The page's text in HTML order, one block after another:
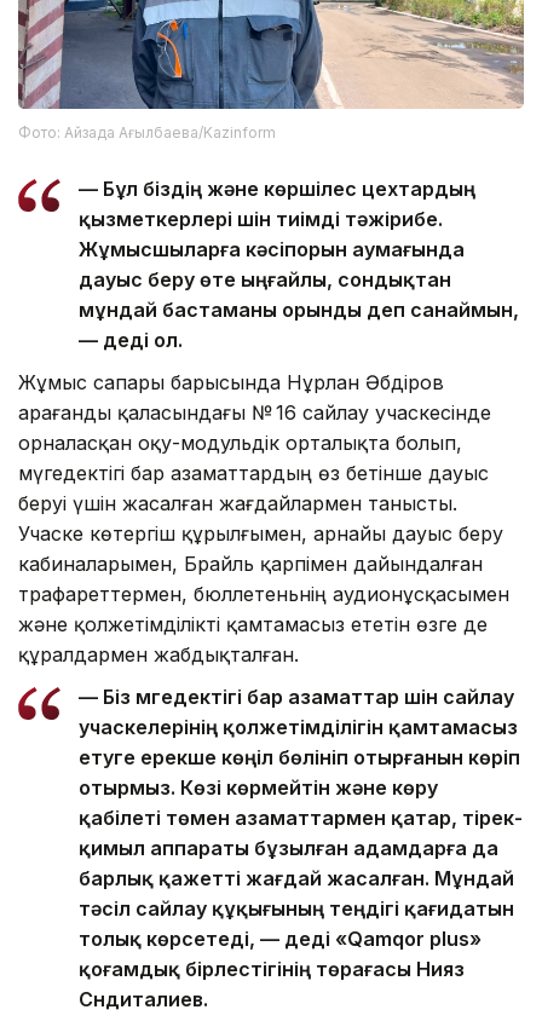
Фото: Айзада Ағылбаева/Kazinform
— Бұл біздің және көршілес цехтардың
қызметкерлері үшін тиімді тәжірибе.
Жұмысшыларға кәсіпорын аумағында
дауыс беру өте ыңғайлы, сондықтан
мұндай бастаманы орынды деп санаймын,
— деді ол.
Жұмыс сапары барысында Нұрлан Әбдіров
Қарағанды қаласындағы № 16 сайлау учаскесінде
орналасқан оқу-модульдік орталықта болып,
мүгедектігі бар азаматтардың өз бетінше дауыс
беруі үшін жасалған жағдайлармен танысты.
Учаске көтергіш құрылғымен, арнайы дауыс беру
кабиналарымен, Брайль қарпімен дайындалған
трафареттермен, бюллетеньнің аудионұсқасымен
және қолжетімділікті қамтамасыз ететін өзге де
құралдармен жабдықталған.
— Біз мүгедектігі бар азаматтар үшін сайлау
учаскелерінің қолжетімділігін қамтамасыз
етуге ерекше көңіл бөлініп отырғанын көріп
отырмыз. Көзі көрмейтін және көру
қабілеті төмен азаматтармен қатар, тірек-
қимыл аппараты бұзылған адамдарға да
барлық қажетті жағдай жасалған. Мұндай
тәсіл сайлау құқығының теңдігі қағидатын
толық көрсетеді, — деді «Qamqor plus»
қоғамдық бірлестігінің төрағасы Нияз
Сүндиталиев.